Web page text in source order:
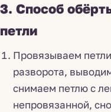
3. Способ
петли
Провязываем
разворота,
снимаем петлю с
непровязанной,